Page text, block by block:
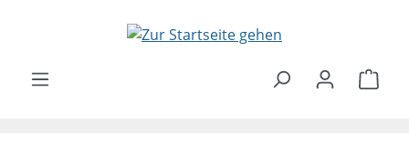
Zum Hauptinhalt springen